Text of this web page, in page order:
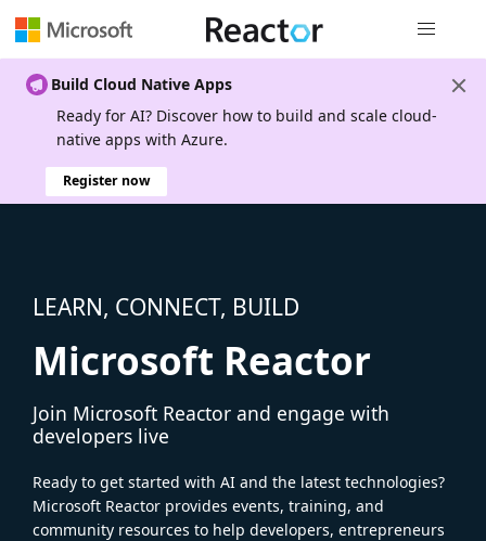
Build Cloud Native Apps
Ready for AI? Discover how to build and scale cloud-
native apps with Azure.
Register now
LEARN, CONNECT, BUILD
Microsoft Reactor
Join Microsoft Reactor and engage with
developers live
Ready to get started with AI and the latest technologies?
Microsoft Reactor provides events, training, and
community resources to help developers, entrepreneurs